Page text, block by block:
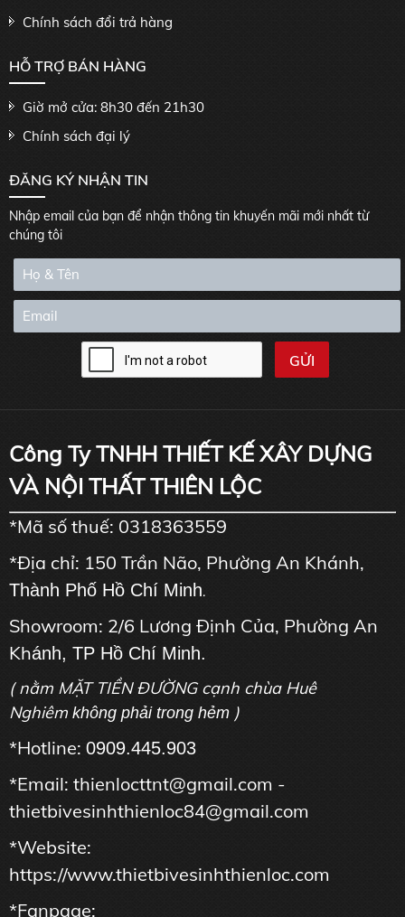
Chính sách đổi trả hàng
HỖ TRỢ BÁN HÀNG
Giờ mở cửa: 8h30 đến 21h30
Chính sách đại lý
ĐĂNG KÝ NHẬN TIN
Nhập email của bạn để nhận thông tin khuyến mãi mới nhất từ
chúng tôi
Công Ty TNHH THIẾT KẾ XÂY DỰNG
VÀ NỘI THẤT THIÊN LỘC
*Mã số thuế: 0318363559
*Địa chỉ: 150 Trần Não, Phường An Khánh,
Thành Phố Hồ Chí Minh.
Showroom: 2/6 Lương Định Của, Phường An
Khánh, TP Hồ Chí Minh.
( nằm MẶT TIỀN ĐƯỜNG cạnh chùa Huê
Nghiêm không phải trong hẻm )
*Hotline: 0909.445.903
*Email: thienlocttnt@gmail.com -
thietbivesinhthienloc84@gmail.com
*Website:
https://www.thietbivesinhthienloc.com
*Fanpage: